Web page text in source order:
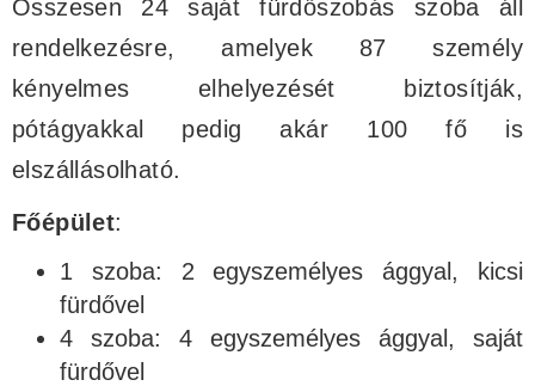
Összesen 24 saját fürdőszobás szoba áll
rendelkezésre, amelyek 87 személy
kényelmes elhelyezését biztosítják,
pótágyakkal pedig akár 100 fő is
elszállásolható.
Főépület:
1 szoba: 2 egyszemélyes ággyal, kicsi
fürdővel
4 szoba: 4 egyszemélyes ággyal, saját
fürdővel